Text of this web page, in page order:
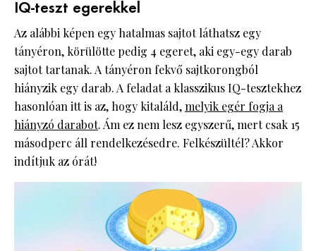
IQ-teszt egerekkel
Az alábbi képen egy hatalmas sajtot láthatsz egy
tányéron, körülötte pedig 4 egeret, aki egy-egy darab
sajtot tartanak. A tányéron fekvő sajtkorongból
hiányzik egy darab. A feladat a klasszikus IQ-tesztekhez
hasonlóan itt is az, hogy kitaláld,melyik egér fogja a
hiányzó darabot. Ám ez nem lesz egyszerű, mert csak 15
másodperc áll rendelkezésedre. Felkészültél? Akkor
indítjuk az órát!